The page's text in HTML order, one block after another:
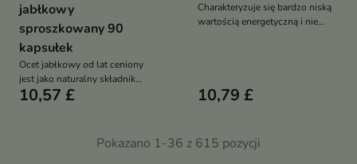
jabłkowy
sproszkowany 90
kapsułek
Ocet jabłkowy od lat ceniony
jest jako naturalny składnik
wspierający prawidłowe
10,57 £
Charakteryzuje się bardzo niską
wartością energetyczną i nie
10,79 £
Pokazano 1-36 z 615 pozycji